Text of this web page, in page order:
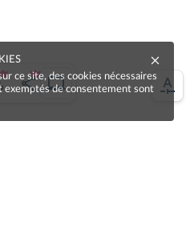
ce site, des cookies nécessaires
exemptés de consentement sont